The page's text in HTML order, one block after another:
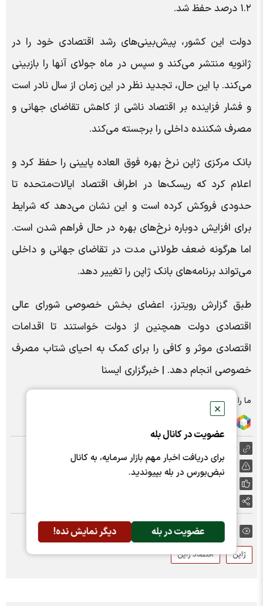
✕
عضویت در کانال بله
برای دریافت اخبار مهم بازار سرمایه، به کانال
نبض‌بورس در بله بپیوندید.
عضویت در بله دیگر نمایش نده!
۱.۲ درصد حفظ شد.
دولت این کشور، پیش‌بینی‌های رشد اقتصادی خود را در
ژانویه منتشر می‌کند و سپس در ماه جولای آنها را بازبینی
می‌کند. با این حال، تجدید نظر در این زمان از سال نادر است
و فشار فزاینده بر اقتصاد ناشی از کاهش تقاضای جهانی و
مصرف شکننده داخلی را برجسته می‌کند.
بانک مرکزی ژاپن نرخ بهره فوق العاده پایینی را حفظ کرد و
اعلام کرد که ریسک‌ها در اطراف اقتصاد ایالات‌متحده تا
حدودی فروکش کرده است و این نشان می‌دهد که شرایط
برای افزایش دوباره نرخ‌های بهره در حال فراهم شدن است.
اما هرگونه ضعف طولانی مدت در تقاضای جهانی و داخلی
می‌تواند برنامه‌های بانک ژاپن را تغییر دهد.
طبق گزارش رویترز، اعضای بخش خصوصی شورای عالی
اقتصادی دولت همچنین از دولت خواستند تا اقدامات
اقتصادی موثر و کافی را برای کمک به احیای شتاب مصرف
خصوصی انجام دهد. | خبرگزاری ایسنا
ما را در شبکه های اجتماعی دنبال کنید :
گزارش خطا
ژاپن اقتصاد ژاپن